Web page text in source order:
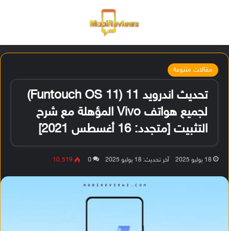
مقالات متنوعة
تحديث اندرويد 11 (Funtouch OS 11)
لجميع هواتف Vivo المؤهلة مع شرح
التثبيت [متجدد: 16 أغسطس 2021]
18 يوليو 2025 آخر تحديث: 18 يوليو 2025 0 10٬519